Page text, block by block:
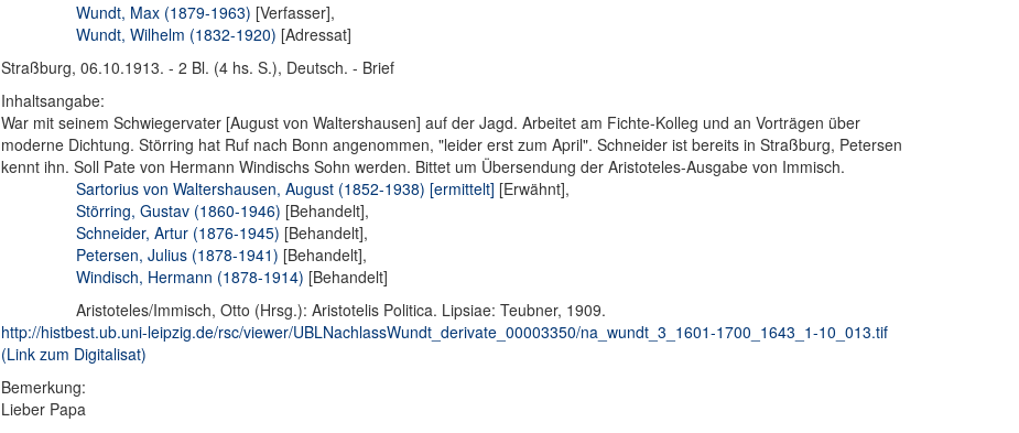
Wundt, Max (1879-1963) [Verfasser],
Wundt, Wilhelm (1832-1920) [Adressat]
Straßburg, 06.10.1913. - 2 Bl. (4 hs. S.), Deutsch. - Brief
Inhaltsangabe:
War mit seinem Schwiegervater [August von Waltershausen] auf der Jagd. Arbeitet am Fichte-Kolleg und an Vorträgen über
moderne Dichtung. Störring hat Ruf nach Bonn angenommen, "leider erst zum April". Schneider ist bereits in Straßburg, Petersen
kennt ihn. Soll Pate von Hermann Windischs Sohn werden. Bittet um Übersendung der Aristoteles-Ausgabe von Immisch.
Sartorius von Waltershausen, August (1852-1938) [ermittelt] [Erwähnt],
Störring, Gustav (1860-1946) [Behandelt],
Schneider, Artur (1876-1945) [Behandelt],
Petersen, Julius (1878-1941) [Behandelt],
Windisch, Hermann (1878-1914) [Behandelt]
Aristoteles/Immisch, Otto (Hrsg.): Aristotelis Politica. Lipsiae: Teubner, 1909.
http://histbest.ub.uni-leipzig.de/rsc/viewer/UBLNachlassWundt_derivate_00003350/na_wundt_3_1601-1700_1643_1-10_013.tif
(Link zum Digitalisat)
Bemerkung:
Lieber Papa